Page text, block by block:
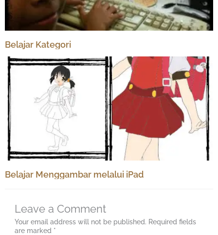
Belajar Kategori
Belajar Menggambar melalui iPad
Leave a Comment
Your email address will not be published. Required fields
are marked *